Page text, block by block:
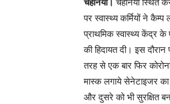
चहनियां।
चहनियां स्थित
पर स्वास्थ्य कर्मियों ने
प्राथमिक स्वास्थ्य केंद्र
की हिदायत दी। इस
तरह से एक बार फिर
मास्क लगाये सेनेटाइजर का
और दुसरे को भी सुरक्षित